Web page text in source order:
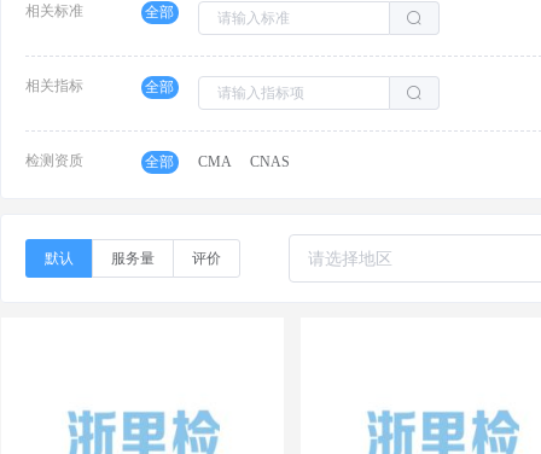
相关标准 全部
相关指标 全部
检测资质 全部 CMA CNAS
默认 服务量 评价